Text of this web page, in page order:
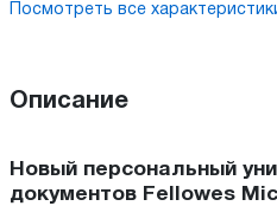
Посмотреть все
Описание
Новый персональный
документов Fellowes